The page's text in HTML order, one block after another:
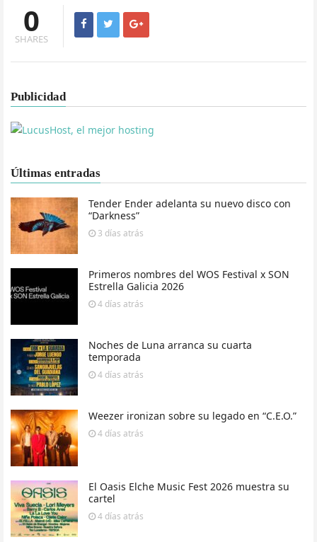
0
SHARES
Publicidad
Últimas entradas
Tender Ender adelanta su nuevo disco con
“Darkness”
3 días atrás
Primeros nombres del WOS Festival x SON
Estrella Galicia 2026
4 días atrás
Noches de Luna arranca su cuarta
temporada
4 días atrás
Weezer ironizan sobre su legado en “C.E.O.”
4 días atrás
El Oasis Elche Music Fest 2026 muestra su
cartel
4 días atrás